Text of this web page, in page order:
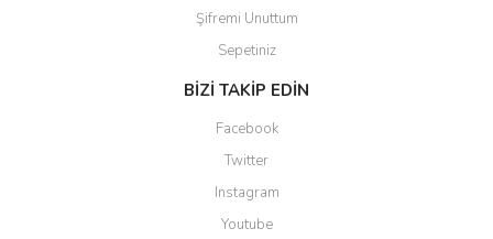
Şifremi Unuttum
Sepetiniz
BİZİ TAKİP EDİN
Facebook
Twitter
Instagram
Youtube